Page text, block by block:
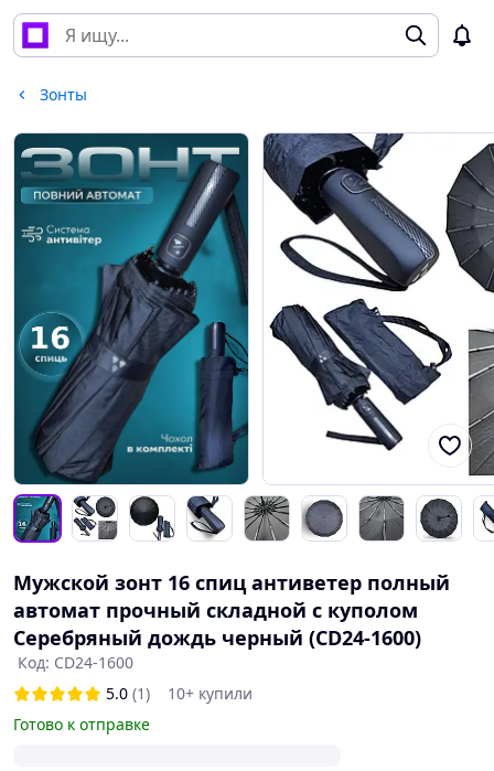
Зонты
Мужской зонт 16 спиц антиветер полный
автомат прочный складной с куполом
Серебряный дождь черный (CD24-1600)
Код: CD24-1600
5.0 (1)
10+ купили
Готово к отправке